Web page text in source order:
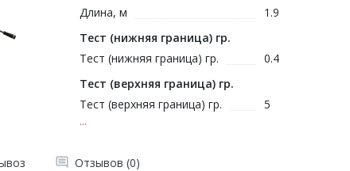
Длина, м
1.9
Тест (нижняя граница) гр.
Тест (нижняя граница) гр.
0.4
Тест (верхняя граница) гр.
Тест (верхняя граница) гр.
5
...
Отзывов (0)